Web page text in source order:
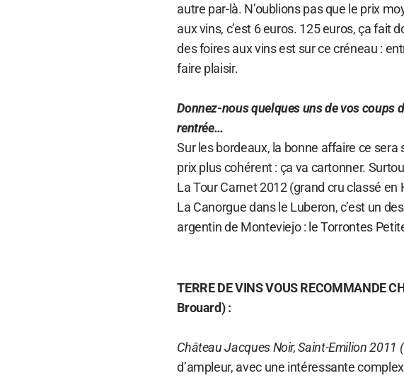
autre par-là. N’oublions pas que le prix
aux vins, c’est 6 euros. 125 euros, ça fait
des foires aux vins est sur ce créneau :
faire plaisir.
Donnez-nous quelques uns de vos coups
rentrée…
Sur les bordeaux, la bonne affaire ce sera
prix plus cohérent : ça va cartonner.
La Tour Carnet 2012 (grand cru classé
La Canorgue dans le Luberon, c’est un
argentin de Monteviejo : le Torrontes
TERRE DE VINS VOUS RECOMMANDE
Brouard) :
Château Jacques Noir, Saint-Emilion 2011
d’ampleur, avec une intéressante